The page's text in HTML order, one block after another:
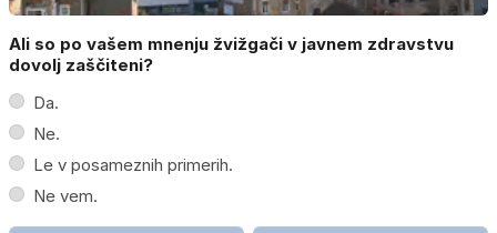
Ali so po vašem mnenju žvižgači v javnem zdravstvu
dovolj zaščiteni?
Da.
Ne.
Le v posameznih primerih.
Ne vem.